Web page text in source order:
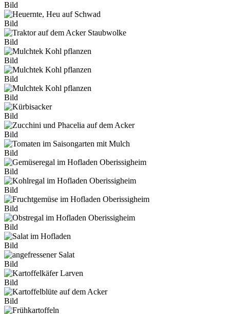
Bild
Bild
Bild
Bild
Bild
Bild
Bild
Bild
Bild
Bild
Bild
Bild
Bild
Bild
Bild
Bild
Bild